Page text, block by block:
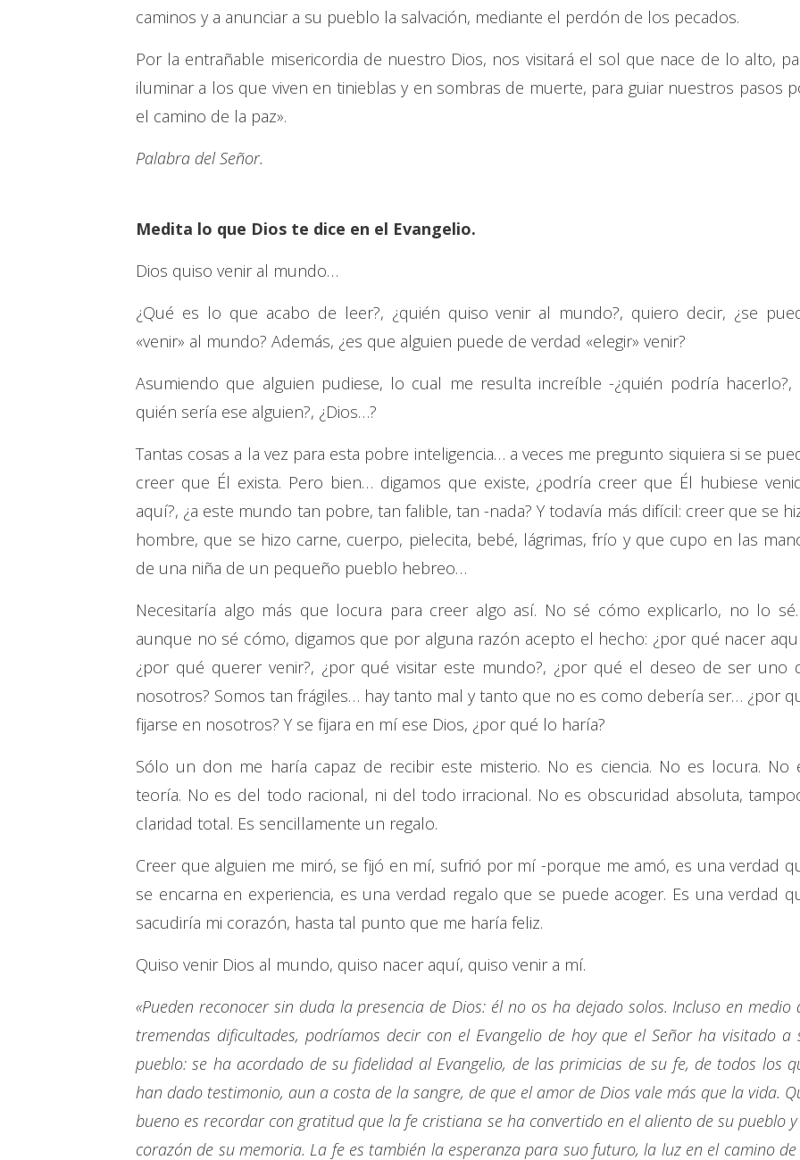
caminos y a anunciar a su pueblo la salvación, mediante el perdón de los pecados.
Por la entrañable misericordia de nuestro Dios, nos visitará el sol que nace de lo alto,
iluminar a los que viven en tinieblas y en sombras de muerte, para guiar nuestros pasos
el camino de la paz».
Palabra del Señor.
Medita lo que Dios te dice en el Evangelio.
Dios quiso venir al mundo…
¿Qué es lo que acabo de leer?, ¿quién quiso venir al mundo?, quiero decir, ¿se
«venir» al mundo? Además, ¿es que alguien puede de verdad «elegir» venir?
Asumiendo que alguien pudiese, lo cual me resulta increíble -¿quién podría hacerlo?,
quién sería ese alguien?, ¿Dios…?
Tantas cosas a la vez para esta pobre inteligencia… a veces me pregunto siquiera si se
creer que Él exista. Pero bien… digamos que existe, ¿podría creer que Él hubiese
aquí?, ¿a este mundo tan pobre, tan falible, tan -nada? Y todavía más difícil: creer que se
hombre, que se hizo carne, cuerpo, pielecita, bebé, lágrimas, frío y que cupo en las
de una niña de un pequeño pueblo hebreo…
Necesitaría algo más que locura para creer algo así. No sé cómo explicarlo, no lo
aunque no sé cómo, digamos que por alguna razón acepto el hecho: ¿por qué nacer
¿por qué querer venir?, ¿por qué visitar este mundo?, ¿por qué el deseo de ser uno
nosotros? Somos tan frágiles… hay tanto mal y tanto que no es como debería ser… ¿por
fijarse en nosotros? Y se fijara en mí ese Dios, ¿por qué lo haría?
Sólo un don me haría capaz de recibir este misterio. No es ciencia. No es locura. No
teoría. No es del todo racional, ni del todo irracional. No es obscuridad absoluta,
claridad total. Es sencillamente un regalo.
Creer que alguien me miró, se fijó en mí, sufrió por mí -porque me amó, es una verdad
se encarna en experiencia, es una verdad regalo que se puede acoger. Es una verdad
sacudiría mi corazón, hasta tal punto que me haría feliz.
Quiso venir Dios al mundo, quiso nacer aquí, quiso venir a mí.
«Pueden reconocer sin duda la presencia de Dios: él no os ha dejado solos. Incluso en medio
tremendas dificultades, podríamos decir con el Evangelio de hoy que el Señor ha visitado a
pueblo: se ha acordado de su fidelidad al Evangelio, de las primicias de su fe, de todos los
han dado testimonio, aun a costa de la sangre, de que el amor de Dios vale más que la vida.
bueno es recordar con gratitud que la fe cristiana se ha convertido en el aliento de su pueblo
corazón de su memoria. La fe es también la esperanza para suo futuro, la luz en el camino